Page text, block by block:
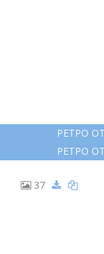
РЕТРО
РЕТРО
37